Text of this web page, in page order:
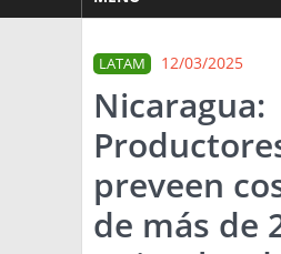
MERCADOS
NOTICIAS
EN ESPAÑOL
OTROS IDIOMAS
PRONÓSTICO
LLUVIAS
ARGENTINA
LATAM 12/03/2025
Nicaragua:
preveen
de más de